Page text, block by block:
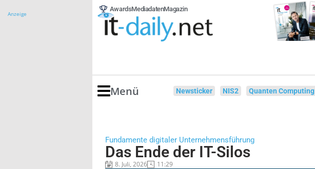
Anzeige
AwardsMediadatenMagazin
Menü Newsticker NIS2 Quanten Computing
Fundamente digitaler Unternehmensführung
Das Ende der IT-Silos
8. Juli, 2026 11:29